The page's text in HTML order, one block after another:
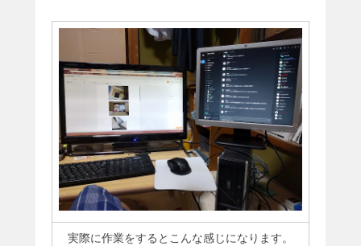
実際に作業をするとこんな感じになります。